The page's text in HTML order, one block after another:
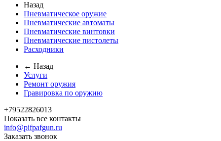
Назад
Пневматическое оружие
Пневматические автоматы
Пневматические винтовки
Пневматические пистолеты
Расходники
← Назад
Услуги
Ремонт оружия
Гравировка по оружию
+79522826013
Показать все контакты
info@pifpafgun.ru
Заказать звонок